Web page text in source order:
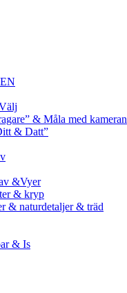
& Måla med kameran
& Datt”
&Vyer
& kryp
& naturdetaljer & träd
& Is